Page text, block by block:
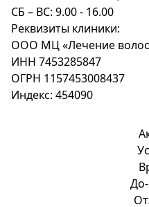
СБ – ВС: 9.00 - 16.00
Реквизиты клиники:
ООО МЦ «Лечение
ИНН 7453285847
ОГРН 1157453008437
Индекс: 454090